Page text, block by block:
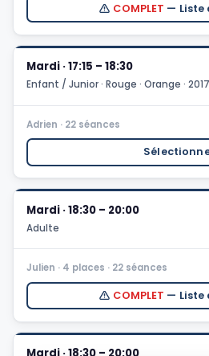
COMPLET — Liste
Mardi · 17:15 – 18:30
Enfant / Junior · Rouge · Orange ·
Adrien · 22 séances
Mardi · 18:30 – 20:00
Adulte
Julien · 4 places · 22 séances
COMPLET — Liste